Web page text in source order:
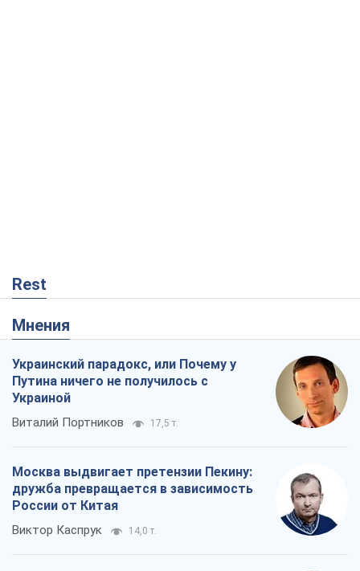
Rest
Мнения
Украинский парадокс, или Почему у
Путина ничего не получилось с
Украиной
Виталий Портников 17,5 т.
Москва выдвигает претензии Пекину:
дружба превращается в зависимость
России от Китая
Виктор Каспрук 14,0 т.